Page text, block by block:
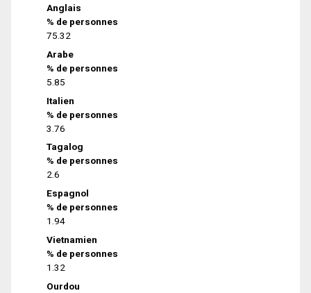
Anglais
% de personnes
75.32
Arabe
% de personnes
5.85
Italien
% de personnes
3.76
Tagalog
% de personnes
2.6
Espagnol
% de personnes
1.94
Vietnamien
% de personnes
1.32
Ourdou